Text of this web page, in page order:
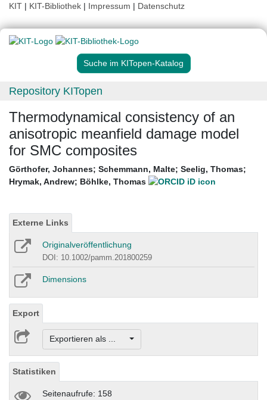
KIT | KIT-Bibliothek | Impressum | Datenschutz
Suche im KITopen-Katalog
Repository KITopen
Thermodynamical consistency of an
anisotropic meanfield damage model
for SMC composites
Görthofer, Johannes; Schemmann, Malte; Seelig, Thomas;
Hrymak, Andrew; Böhlke, Thomas
Externe Links
Originalveröffentlichung
DOI: 10.1002/pamm.201800259
Dimensions
Export
Exportieren als ...
Statistiken
Seitenaufrufe: 158